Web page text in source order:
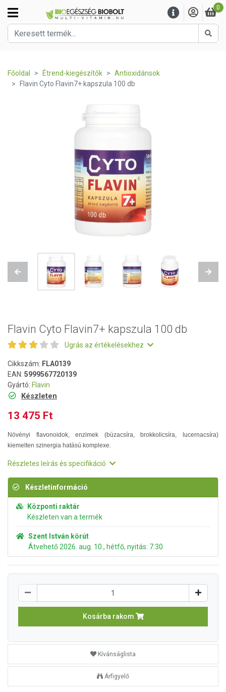
0
Főoldal Étrend-kiegészítők
Antioxidánsok
Flavin Cyto Flavin7+ kapszula 100 db
Previous Next
Flavin Cyto Flavin7+ kapszula 100 db
Ugrás az értékelésekhez
Cikkszám: FLA0139
EAN: 5999567720139
Gyártó: Flavin
Készleten
13 475 Ft
Növényi flavonoidok, enzimek (búzacsíra, brokkolicsíra, lucernacsíra)
kiemelten szinergia hatású komplexe.
Részletes leírás és specifikáció
Készletinformáció
Központi raktár
Készleten van a termék
Szent István körút
Átvehető 2026. aug. 10., hétfő, nyitás: 7:30
Kosárba rakom
Kívánságlista
Árfigyelő